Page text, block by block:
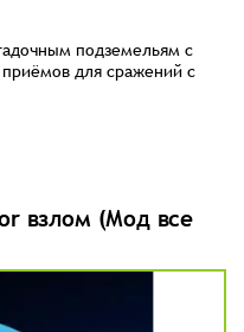
подземельям с
для сражений с
взлом (Мод все